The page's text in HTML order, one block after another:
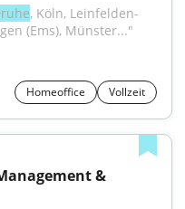
, Köln, Leinfelden-
(Ems), Münster..."
Homeoffice Vollzeit
&